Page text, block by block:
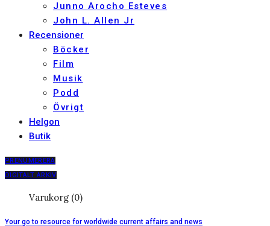
Junno Arocho Esteves
John L. Allen Jr
Recensioner
Böcker
Film
Musik
Podd
Övrigt
Helgon
Butik
PRENUMERERA
DIGITALT ARKIV
Varukorg (0)
Your go to resource for worldwide current affairs and news